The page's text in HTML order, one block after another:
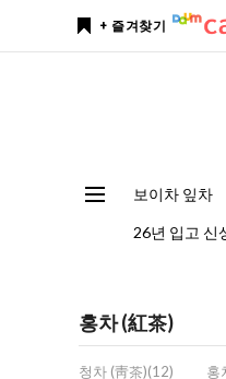
+ 즐겨찾기
보이차 잎차
26년 입고 신
홍차 (紅茶)
청차 (靑茶)(12) 홍